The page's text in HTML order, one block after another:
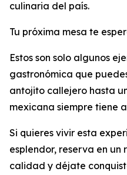
culinaria del país.
Tu próxima mesa te
Estos son solo algunos
gastronómica que
antojito callejero hasta
mexicana siempre tiene
Si quieres vivir esta
esplendor, reserva en
calidad y déjate